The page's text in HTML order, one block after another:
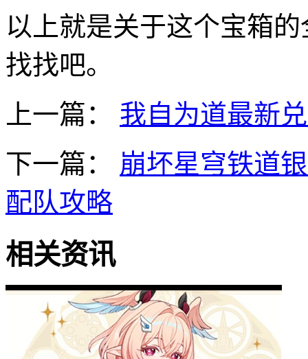
以上就是关于这个宝箱
找找吧。
上一篇：
我自为道最新
下一篇：
崩坏星穹铁道
配队攻略
相关资讯